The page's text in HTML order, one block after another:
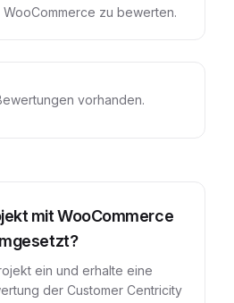
WooCommerce zu bewerten.
vorhanden.
mitWooCommerce
ein und erhalte eine
der Customer Centricity